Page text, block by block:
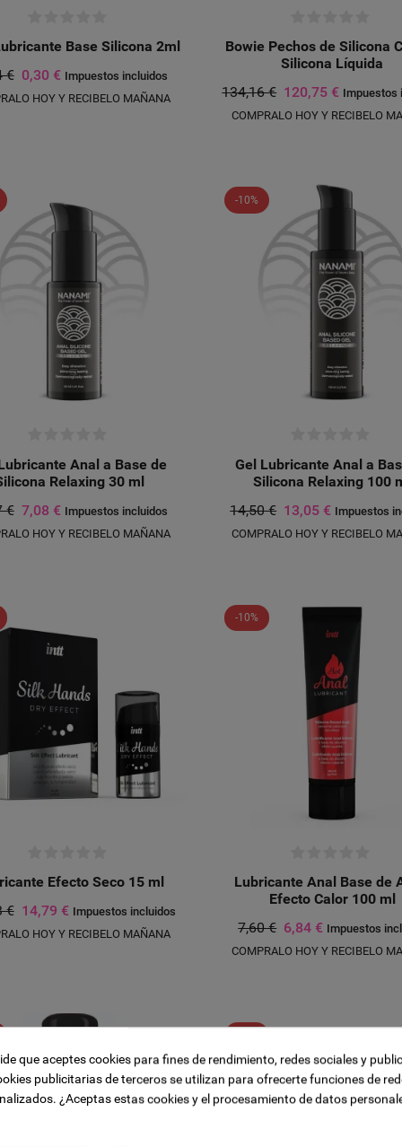
Base Silicona 2ml
€ 0,30 € Impuestos incluidos
HOY Y RECIBELO MAÑANA
Bowie Pechos de Silicona
Silicona Líquida
134,16 € 120,75 € Impuestos
COMPRALO HOY Y RECIBELO
Anal a Base de
Relaxing 30 ml
€ 7,08 € Impuestos incluidos
HOY Y RECIBELO MAÑANA
-10%
Gel Lubricante Anal a
Silicona Relaxing 100
14,50 € 13,05 € Impuestos
COMPRALO HOY Y RECIBELO
Efecto Seco 15 ml
€ 14,79 € Impuestos incluidos
HOY Y RECIBELO MAÑANA
-10%
Lubricante Anal Base de
Efecto Calor 100 ml
7,60 € 6,84 € Impuestos
COMPRALO HOY Y RECIBELO
la lista de deseos
de deseos
para guardar productos en su lista de deseos.
que aceptes cookies para fines de rendimiento, redes sociales y
publicitarias de terceros se utilizan para ofrecerte funciones de
¿Aceptas estas cookies y el procesamiento de datos